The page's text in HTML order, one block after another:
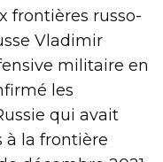
frontières russo-
Vladimir
militaire en
les
qui avait
à la frontière